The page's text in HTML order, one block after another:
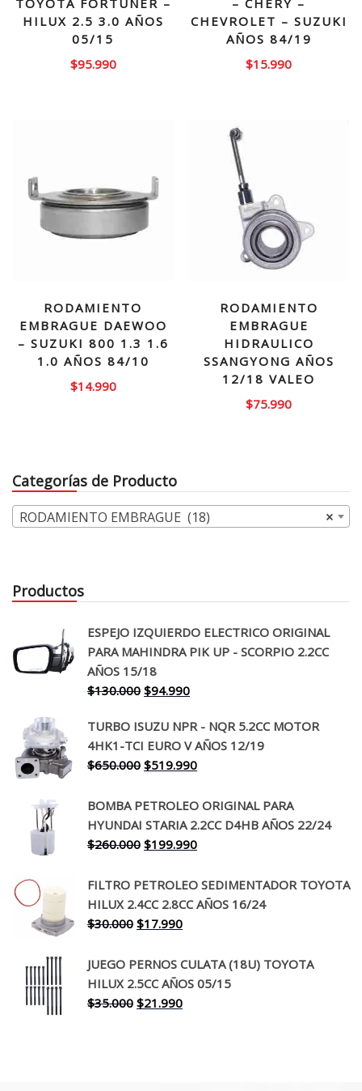
TOYOTA FORTUNER –
HILUX 2.5 3.0 AÑOS
05/15
$95.990
– CHERY –
CHEVROLET – SUZUKI
AÑOS 84/19
$15.990
RODAMIENTO
EMBRAGUE DAEWOO
– SUZUKI 800 1.3 1.6
1.0 AÑOS 84/10
$14.990
RODAMIENTO
EMBRAGUE
HIDRAULICO
SSANGYONG AÑOS
12/18 VALEO
$75.990
Categorías de Producto
×
RODAMIENTO EMBRAGUE (18)
Productos
ESPEJO IZQUIERDO ELECTRICO ORIGINAL
PARA MAHINDRA PIK UP - SCORPIO 2.2CC
AÑOS 15/18
$130.000 El
original
era:
$130.000.
$94.990El
actual
es:
$94.990.
TURBO ISUZU NPR - NQR 5.2CC MOTOR
4HK1-TCI EURO V AÑOS 12/19
$650.000 El
original
era:
$650.000.
$519.990El
actual
es:
$519.990.
BOMBA PETROLEO ORIGINAL PARA
HYUNDAI STARIA 2.2CC D4HB AÑOS 22/24
$260.000 El
original
era:
$260.000.
$199.990El
actual
es:
FILTRO PETROLEO SEDIMENTADOR TOYOTA
HILUX 2.4CC 2.8CC AÑOS 16/24
$30.000 El
original
era:
$30.000.
$17.990El
actual
es:
$17.990.
JUEGO PERNOS CULATA (18U) TOYOTA
HILUX 2.5CC AÑOS 05/15
$35.000 El
$21.990El